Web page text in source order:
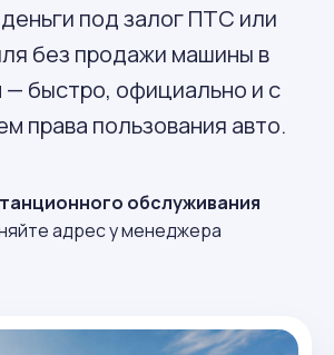
под залог ПТС или
без продажи машины в
— быстро, официально и с
права пользования авто.
обслуживания
адрес у менеджера